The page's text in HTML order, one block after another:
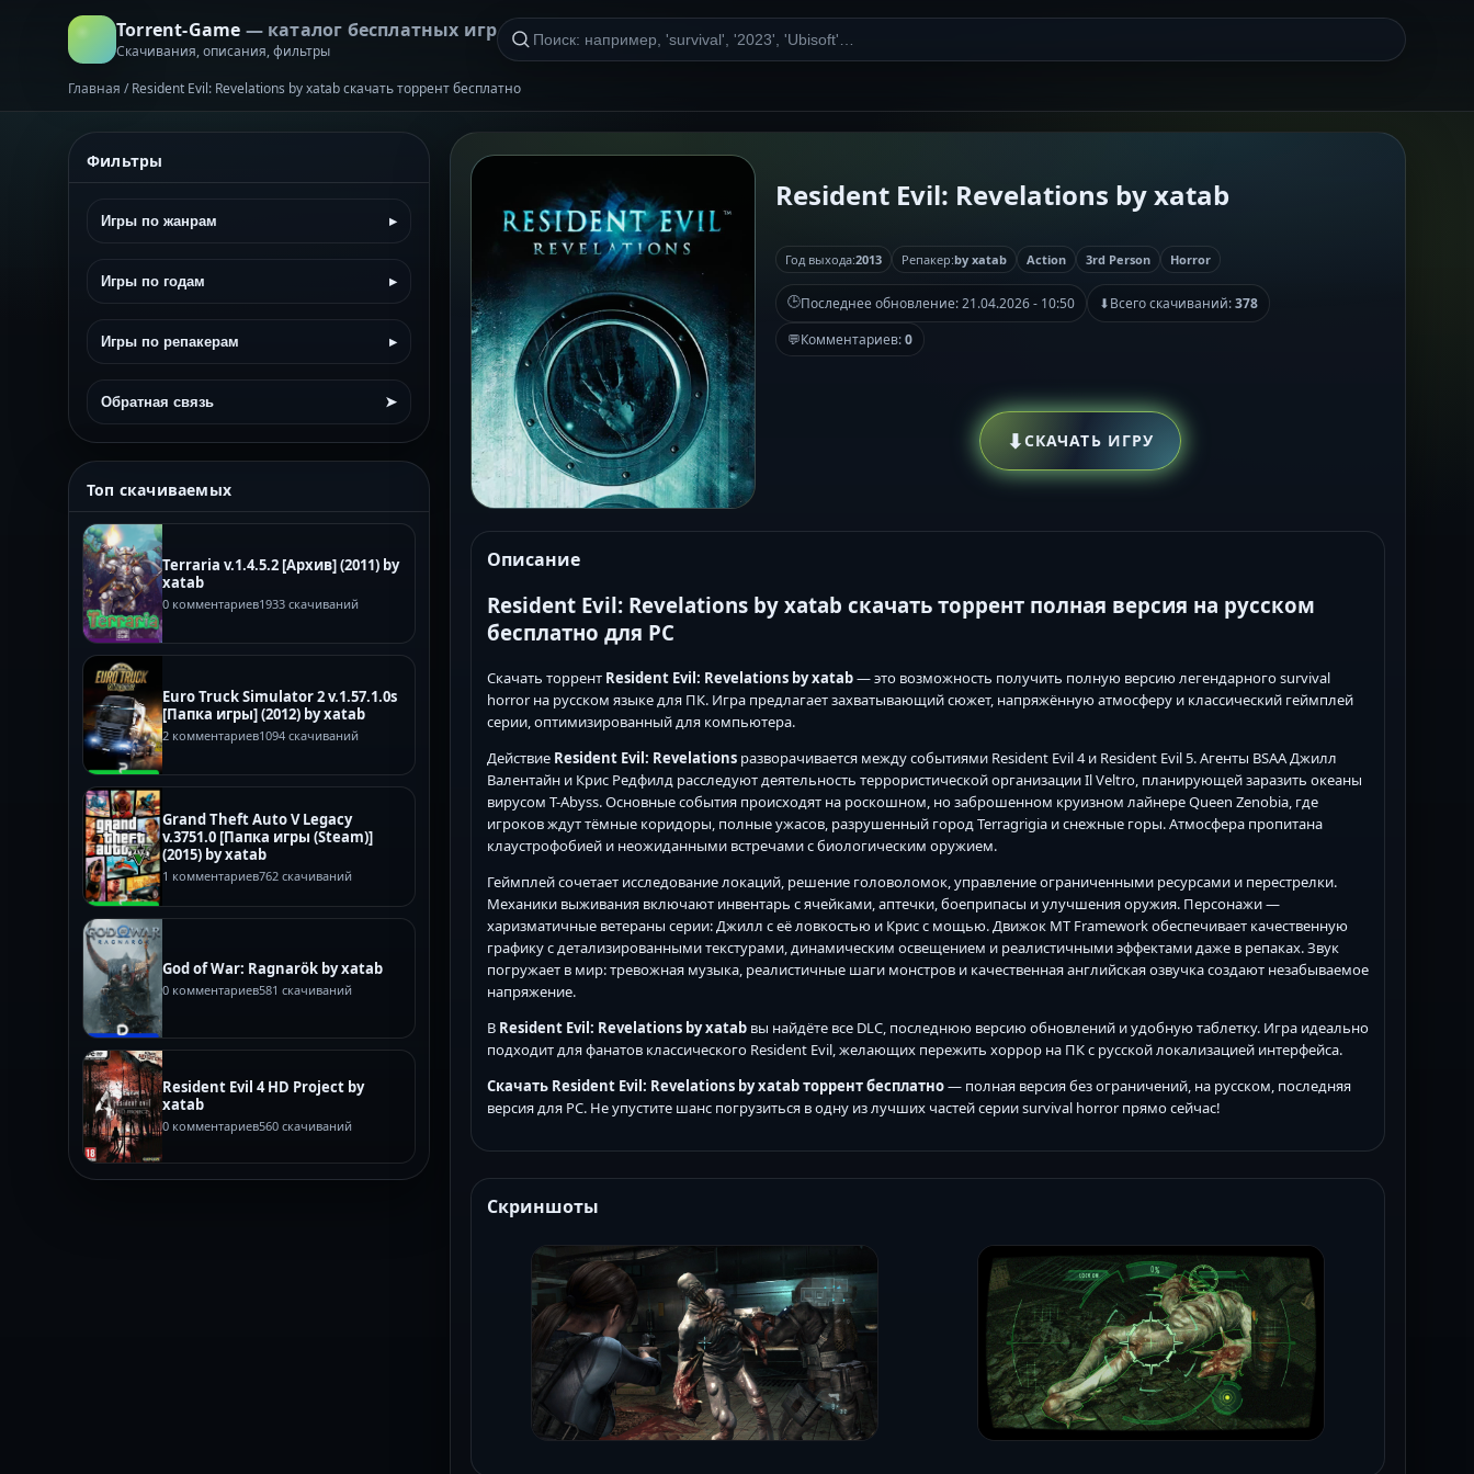
Torrent-Game — каталог бесплатных игр
Скачивания, описания, фильтры
Главная / Resident Evil: Revelations by xatab скачать торрент бесплатно
Фильтры
Игры по жанрам ▸
Игры по годам ▸
Игры по репакерам ▸
Обратная связь ➤
Топ скачиваемых
Terraria v.1.4.5.2 [Архив] (2011) by
xatab
0 комментариев1933 скачиваний
Euro Truck Simulator 2 v.1.57.1.0s
[Папка игры] (2012) by xatab
2 комментариев1094 скачиваний
Grand Theft Auto V Legacy
v.3751.0 [Папка игры (Steam)]
(2015) by xatab
1 комментариев762 скачиваний
God of War: Ragnarök by xatab
0 комментариев581 скачиваний
Resident Evil 4 HD Project by
xatab
0 комментариев560 скачиваний
Resident Evil: Revelations by xatab
Год выхода:2013 Репакер:by xatab Action 3rd Person Horror
🕒Последнее обновление:21.04.2026 - 10:50 ⬇Всего скачиваний:378
💬Комментариев:0
⬇СКАЧАТЬ ИГРУ
Описание
Resident Evil: Revelations by xatab скачать торрент полная версия на русском
бесплатно для PC
Скачать торрент Resident Evil: Revelations by xatab— это возможность получить полную версию легендарного survival
horror на русском языке для ПК. Игра предлагает захватывающий сюжет, напряжённую атмосферу и классический геймплей
серии, оптимизированный для компьютера.
Действие Resident Evil: Revelations разворачивается между событиями Resident Evil 4 и Resident Evil 5. Агенты BSAA Джилл
Валентайн и Крис Редфилд расследуют деятельность террористической организации Il Veltro, планирующей заразить океаны
вирусом T-Abyss. Основные события происходят на роскошном, но заброшенном круизном лайнере Queen Zenobia, где
игроков ждут тёмные коридоры, полные ужасов, разрушенный город Terragrigia и снежные горы. Атмосфера пропитана
клаустрофобией и неожиданными встречами с биологическим оружием.
Геймплей сочетает исследование локаций, решение головоломок, управление ограниченными ресурсами и перестрелки.
Механики выживания включают инвентарь с ячейками, аптечки, боеприпасы и улучшения оружия. Персонажи —
харизматичные ветераны серии: Джилл с её ловкостью и Крис с мощью. Движок MT Framework обеспечивает качественную
графику с детализированными текстурами, динамическим освещением и реалистичными эффектами даже в репаках. Звук
погружает в мир: тревожная музыка, реалистичные шаги монстров и качественная английская озвучка создают незабываемое
напряжение.
В Resident Evil: Revelations by xatab вы найдёте все DLC, последнюю версию обновлений и удобную таблетку. Игра идеально
подходит для фанатов классического Resident Evil, желающих пережить хоррор на ПК с русской локализацией интерфейса.
Скачать Resident Evil: Revelations by xatab торрент бесплатно— полная версия без ограничений, на русском, последняя
версия для PC. Не упустите шанс погрузиться в одну из лучших частей серии survival horror прямо сейчас!
Скриншоты